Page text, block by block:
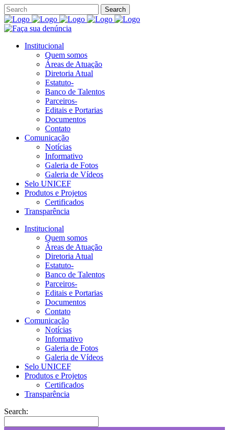
Institucional
Quem somos
Áreas de Atuação
Diretoria Atual
Estatuto-
Banco de Talentos
Parceiros-
Editais e Portarias
Documentos
Contato
Comunicação
Notícias
Informativo
Galeria de Fotos
Galeria de Vídeos
Selo UNICEF
Produtos e Projetos
Certificados
Transparência
Institucional
Quem somos
Áreas de Atuação
Diretoria Atual
Estatuto-
Banco de Talentos
Parceiros-
Editais e Portarias
Documentos
Contato
Comunicação
Notícias
Informativo
Galeria de Fotos
Galeria de Vídeos
Selo UNICEF
Produtos e Projetos
Certificados
Transparência
Search: